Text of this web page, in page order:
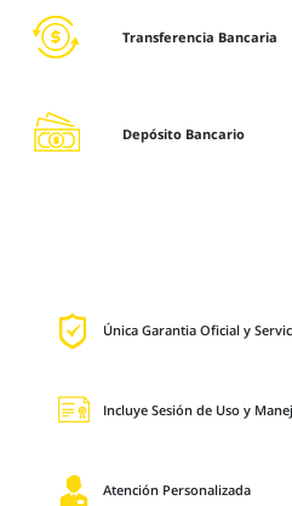
Transferencia Bancaria
Depósito Bancario
Única Garantia Oficial y
Incluye Sesión de Uso y
Atención Personalizada